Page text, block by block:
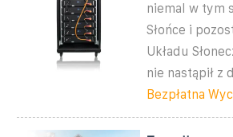
niemal w tym
Słońce i
Układu
nie nastąpił z
Bezpłatna